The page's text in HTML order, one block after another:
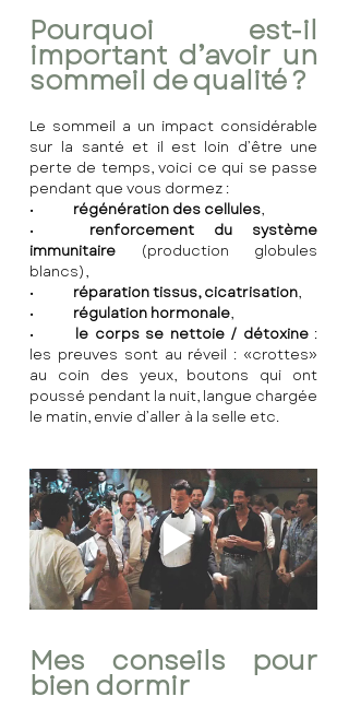
Pourquoi est-il
important d’avoir un
sommeil de qualité ?
Le sommeil a un impact considérable
sur la santé et il est loin d’être une
perte de temps, voici ce qui se passe
pendant que vous dormez :
régénération des cellules,
renforcement du système
immunitaire (production globules
blancs),
réparation tissus, cicatrisation,
régulation hormonale,
le corps se nettoie / détoxine :
les preuves sont au réveil : «crottes»
au coin des yeux, boutons qui ont
poussé pendant la nuit, langue chargée
le matin, envie d’aller à la selle etc.
Mes conseils pour
bien dormir